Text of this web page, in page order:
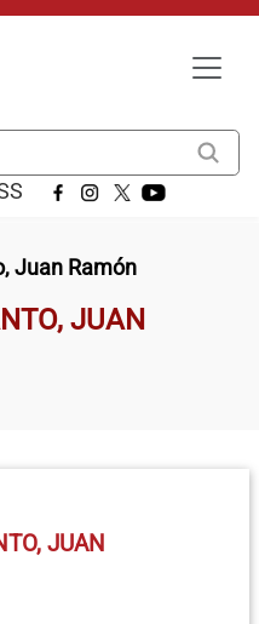
Juan Ramón
JUAN
JUAN